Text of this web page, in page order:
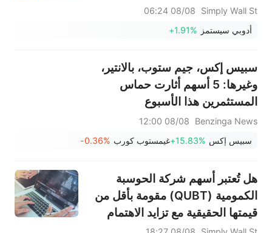
Risk?
Simply Wall St
08/08 06:24
أدوبي سيستمز +1.91%
سبيس إكس، جيم ستوب، بالانتير،
وغيرها: 5 أسهم أثارت حماس
المستثمرين هذا الأسبوع
Benzinga News
08/08 12:00
سبيس إكس +15.83%غيمستوب كورب -0.36%
هل تُعتبر أسهم شركة الحوسبة
الكمومية (QUBT) مقومة بأقل من
قيمتها الحقيقية مع تزايد الاهتمام
بأرباح الربع الثاني وعمليات الاندماج